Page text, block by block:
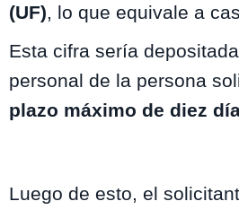
(UF), lo que equivale a
Esta cifra sería
personal de la persona
plazo máximo de diez
Luego de esto, el